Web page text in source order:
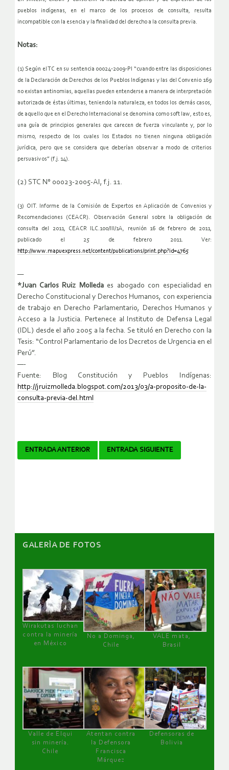
pueblos indígenas, en el marco de los procesos de consulta, resulta
incompatible con la esencia y la finalidad del derecho a la consulta previa.
Notas:
(1) Según el TC en su sentencia 00024-2009-PI “cuando entre las disposiciones
de la Declaración de Derechos de los Pueblos Indígenas y las del Convenio 169
no existan antinomias, aquellas pueden entenderse a manera de interpretación
autorizada de éstas últimas, teniendo la naturaleza, en todos los demás casos,
de aquello que en el Derecho Internacional se denomina como soft law, esto es,
una guía de principios generales que carecen de fuerza vinculante y, por lo
mismo, respecto de los cuales los Estados no tienen ninguna obligación
jurídica, pero que se considera que deberían observar a modo de criterios
persuasivos” (f.j. 14).
(2) STC N° 00023-2005-AI, f.j. 11.
(3) OIT. Informe de la Comisión de Expertos en Aplicación de Convenios y
Recomendaciones (CEACR). Observación General sobre la obligación de
consulta del 2011, CEACR ILC.100/III/1A, reunión 16 de febrero de 2011,
publicado el 25 de febrero 2011. Ver:
http://www.mapuexpress.net/content/publications/print.php?id=4765
—
*Juan Carlos Ruiz Molledaes abogado con especialidad en
Derecho Constitucional y Derechos Humanos, con experiencia
de trabajo en Derecho Parlamentario, Derechos Humanos y
Acceso a la Justicia. Pertenece al Instituto de Defensa Legal
(IDL) desde el año 2005 a la fecha. Se tituló en Derecho con la
Tesis: “Control Parlamentario de los Decretos de Urgencia en el
Perú”.
—-
Fuente: Blog Constitución y Pueblos Indígenas:
http://jruizmolleda.blogspot.com/2013/03/a-proposito-de-la-
consulta-previa-del.html
Navegador
ENTRADA ANTERIOR ENTRADA SIGUIENTE
GALERÌA DE FOTOS
Wirakutas luchan
contra la minería
en México
No a Dominga,
Chile
VALE mata,
Brasil
Valle de Elqui
sin minería.
Chile
Atentan contra
la Defensora
Francisca
Márquez
Defensoras de
Bolivia